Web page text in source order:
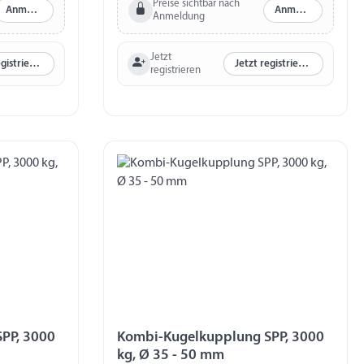
Bohrung
Anmelden
Jetzt registrieren
Bohrung vertikal Ø 12,5 mm Abstand
Bohrungen horizontal 44 - 54 mm
Preise sichtbar nach
Anmeldung
Anmelden
Jetzt
registrieren
Jetzt registrieren
3000
Kombi-Kugelkupplung SPP, 3000
kg, Ø 35 - 50 mm